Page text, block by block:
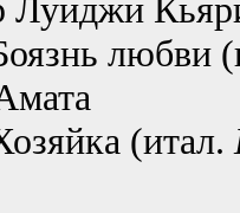
Луиджи
любви
(итал.